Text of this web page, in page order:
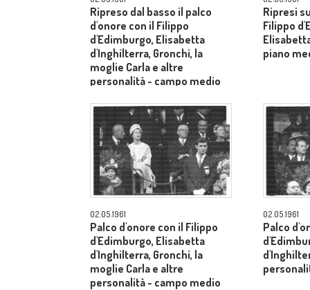
Ripreso dal basso il palco
d'onore con il Filippo
d'Edimburgo, Elisabetta
d'Inghilterra, Gronchi, la
moglie Carla e altre
personalità - campo medio
Ripresi
Filippo
piano
02.05.1961
Palco d'onore con il Filippo
d'Edimburgo, Elisabetta
d'Inghilterra, Gronchi, la
moglie Carla e altre
personalità - campo medio
02.05.1961
Palco